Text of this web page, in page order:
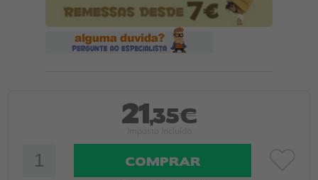
21,35€
COMPRAR